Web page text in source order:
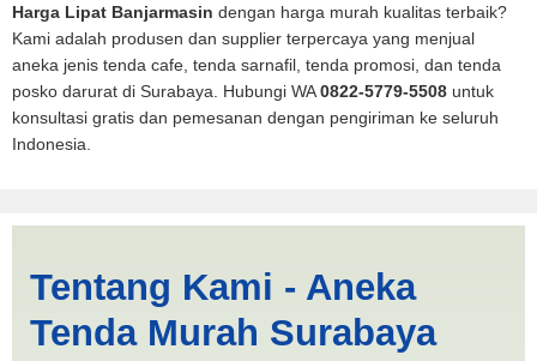
Harga Lipat Banjarmasin dengan harga murah kualitas terbaik?
Kami adalah produsen dan supplier terpercaya yang menjual
aneka jenis tenda cafe, tenda sarnafil, tenda promosi, dan tenda
posko darurat di Surabaya. Hubungi WA0822-5779-5508 untuk
konsultasi gratis dan pemesanan dengan pengiriman ke seluruh
Indonesia.
PRODUKSI ANEKA TENDA
MURAH
Tentang Kami - Aneka
Tenda Murah Surabaya